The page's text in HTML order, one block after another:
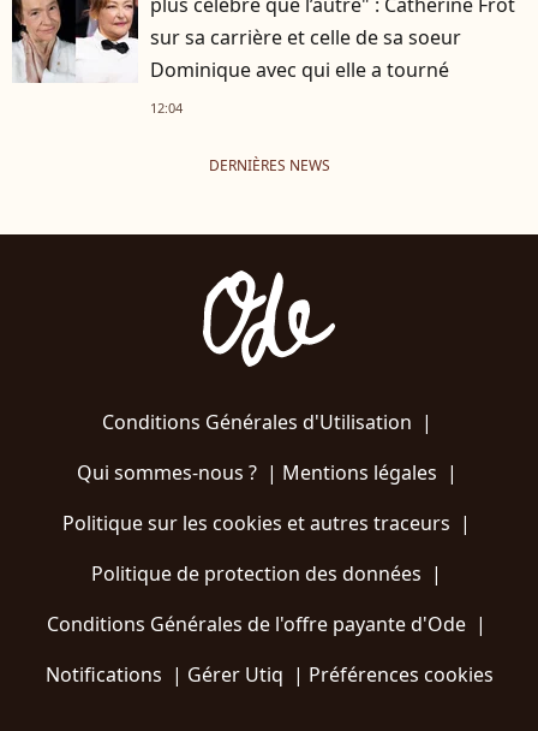
sur sa carrière et celle de sa soeur
Dominique avec qui elle a tourné
12:04
DERNIÈRES NEWS
Conditions Générales d'Utilisation |
Qui sommes-nous ?| Mentions légales |
Politique sur les cookies et autres traceurs |
Politique de protection des données |
Conditions Générales de l'offre payante d'Ode |
Notifications | Gérer Utiq | Préférences cookies